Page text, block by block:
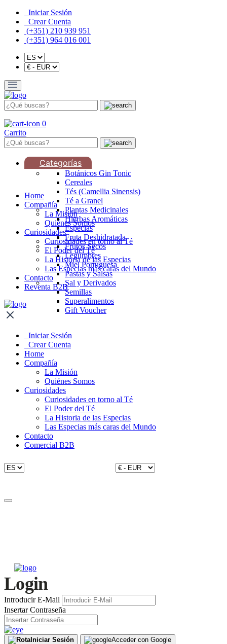
Iniciar Sesión
Crear Cuenta
(+351) 210 939 951
(+351) 964 016 001
0
Carrito
Categorías
Botánicos Gin Tonic
Cereales
Tés (Camellia Sinensis)
Té a Granel
Plantas Medicinales
Hierbas Aromáticas
Especias
Fruta Deshidratada
Frutos Secos
Legumbres
Miel Portuguesa
Pastas y Salsas
Sal y Derivados
Semillas
Superalimentos
Gift Voucher
Home
Compañía
La Misión
Quiénes Somos
Curiosidades
Curiosidades en torno al Té
El Poder del Té
La Historia de las Especias
Las Especias más caras del Mundo
Contacto
Reventa B2B
Iniciar Sesión
Crear Cuenta
Home
Compañía
La Misión
Quiénes Somos
Curiosidades
Curiosidades en torno al Té
El Poder del Té
La Historia de las Especias
Las Especias más caras del Mundo
Contacto
Comercial B2B
Login
Introducir E-Mail
Insertar Contraseña
Iniciar Sesión Acceder con Google